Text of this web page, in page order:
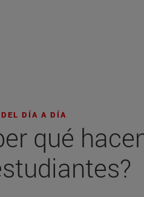
DÍA A DÍA
qué